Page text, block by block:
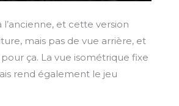
t
e
t
e
r
f
n
l
et cette version
mais pas de vue arrière, et
ça. La vue isométrique fixe
rend également le jeu